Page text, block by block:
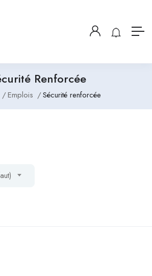
Renforcée
Emplois Sécurité renforcée